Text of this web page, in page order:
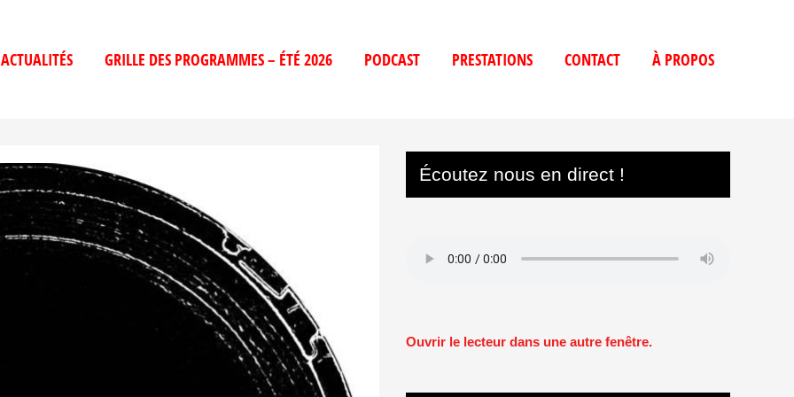
ACTUALITÉS GRILLE DES PROGRAMMES – ÉTÉ 2026 PODCAST PRESTATIONS CONTACT À PROPOS
Écoutez nous en direct !
Ouvrir le lecteur dans une autre fenêtre.